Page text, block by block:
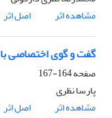
مشاهده اثر
اصل اثر
گفت و گوی اختصاصی
صفحه164-167
پارسا نظری
مشاهده اثر
اصل اثر